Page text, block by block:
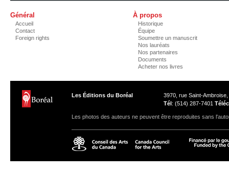
Général
Accueil
Contact
Foreign rights
À propos
Historique
Équipe
Soumettre un manuscrit
Nos lauréats
Nos partenaires
Documents
Acheter nos livres
Les Éditions du Boréal
3970, rue Saint-
Tél: (514) 287-7401 Téléc
Les photos des auteurs ne peuvent être reproduites sans